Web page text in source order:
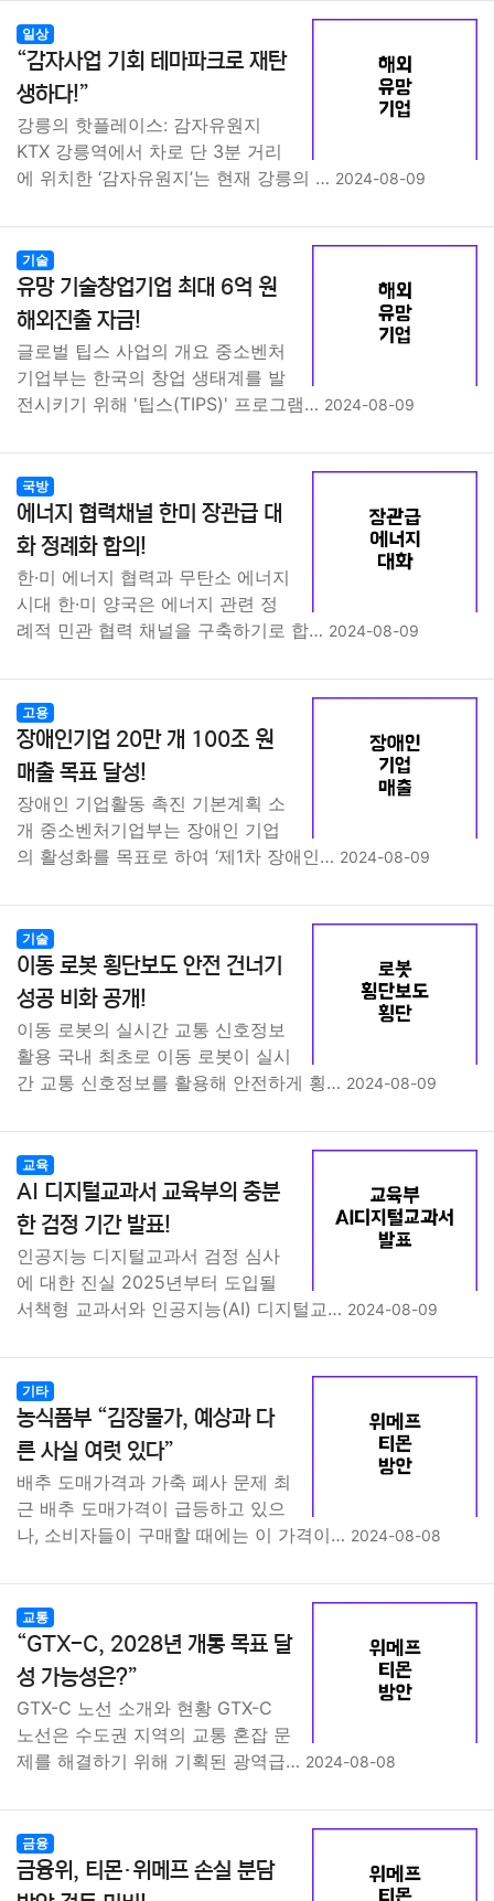
일상
“감자사업 기회 테마파크로 재탄
생하다!”
강릉의 핫플레이스: 감자유원지
KTX 강릉역에서 차로 단 3분 거리
에 위치한 ‘감자유원지’는 현재 강릉의 … 2024-08-09
기술
유망 기술창업기업 최대 6억 원
해외진출 자금!
글로벌 팁스 사업의 개요 중소벤처
기업부는 한국의 창업 생태계를 발
전시키기 위해 '팁스(TIPS)' 프로그램… 2024-08-09
국방
에너지 협력채널 한미 장관급 대
화 정례화 합의!
한·미 에너지 협력과 무탄소 에너지
시대 한·미 양국은 에너지 관련 정
례적 민관 협력 채널을 구축하기로 합… 2024-08-09
고용
장애인기업 20만 개 100조 원
매출 목표 달성!
장애인 기업활동 촉진 기본계획 소
개 중소벤처기업부는 장애인 기업
의 활성화를 목표로 하여 ‘제1차 장애인… 2024-08-09
기술
이동 로봇 횡단보도 안전 건너기
성공 비화 공개!
이동 로봇의 실시간 교통 신호정보
활용 국내 최초로 이동 로봇이 실시
간 교통 신호정보를 활용해 안전하게 횡… 2024-08-09
교육
AI 디지털교과서 교육부의 충분
한 검정 기간 발표!
인공지능 디지털교과서 검정 심사
에 대한 진실 2025년부터 도입될
서책형 교과서와 인공지능(AI) 디지털교… 2024-08-09
기타
농식품부 “김장물가, 예상과 다
른 사실 여럿 있다”
배추 도매가격과 가축 폐사 문제 최
근 배추 도매가격이 급등하고 있으
나, 소비자들이 구매할 때에는 이 가격이… 2024-08-08
교통
“GTX-C, 2028년 개통 목표 달
성 가능성은?”
GTX-C 노선 소개와 현황 GTX-C
노선은 수도권 지역의 교통 혼잡 문
제를 해결하기 위해 기획된 광역급… 2024-08-08
금융
금융위, 티몬·위메프 손실 분담